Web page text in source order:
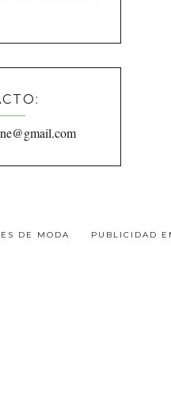
DE MODA PUBLICIDAD